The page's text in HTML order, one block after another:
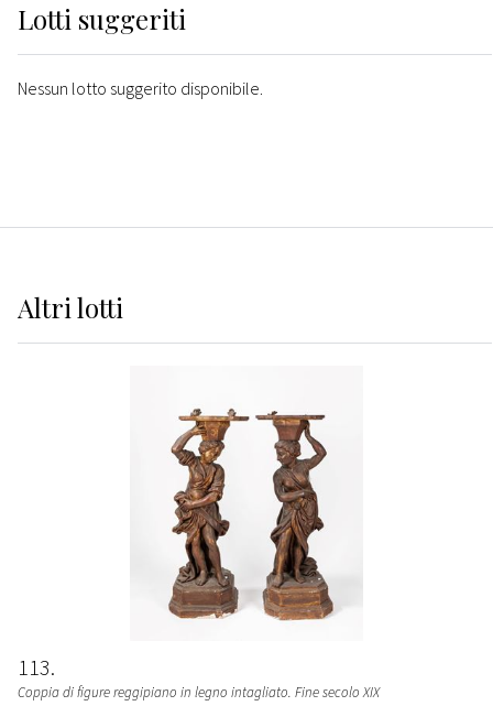
Lotti suggeriti
Nessun lotto suggerito disponibile.
Altrilotti
113
Coppia di figure reggipiano in legno intagliato. Fine secolo XIX